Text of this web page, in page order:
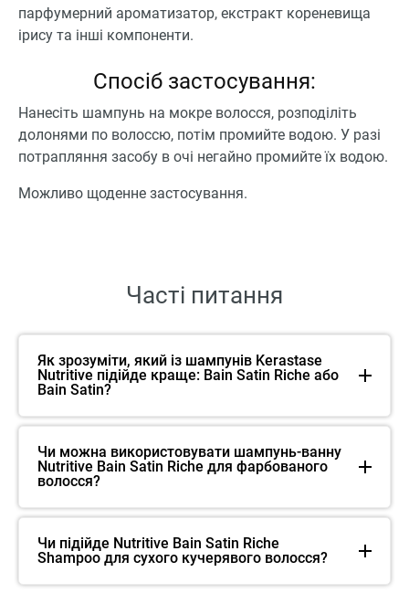
парфумерний ароматизатор, екстракт кореневища
ірису та інші компоненти.
Спосіб застосування:
Нанесіть шампунь на мокре волосся, розподіліть
долонями по волоссю, потім промийте водою. У разі
потрапляння засобу в очі негайно промийте їх водою.
Можливо щоденне застосування.
Часті питання
Як зрозуміти, який із шампунів Kerastase
Nutritive підійде краще: Bain Satin Riche або
Bain Satin?
Чи можна використовувати шампунь-ванну
Nutritive Bain Satin Riche для фарбованого
волосся?
Чи підійде Nutritive Bain Satin Riche
Shampoo для сухого кучерявого волосся?